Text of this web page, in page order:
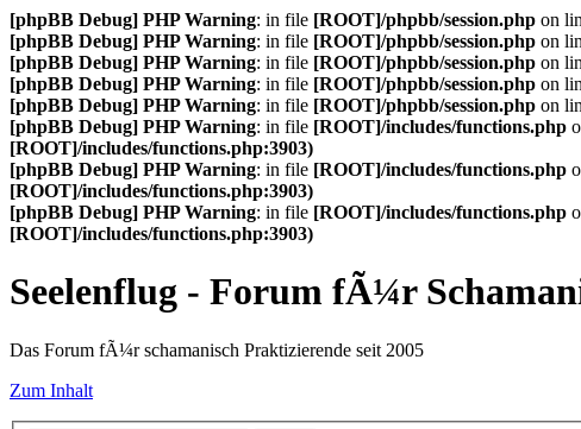
[phpBB Debug] PHP Warning: in file [ROOT]/phpbb/session.php on
[phpBB Debug] PHP Warning: in file [ROOT]/phpbb/session.php on
[phpBB Debug] PHP Warning: in file [ROOT]/phpbb/session.php on
[phpBB Debug] PHP Warning: in file [ROOT]/phpbb/session.php on
[phpBB Debug] PHP Warning: in file [ROOT]/phpbb/session.php on
[phpBB Debug] PHP Warning: in file [ROOT]/includes/functions.php
[ROOT]/includes/functions.php:3903)
[phpBB Debug] PHP Warning: in file [ROOT]/includes/functions.php
[ROOT]/includes/functions.php:3903)
[phpBB Debug] PHP Warning: in file [ROOT]/includes/functions.php
[ROOT]/includes/functions.php:3903)
Seelenflug - Forum fÃ¼r
Das Forum fÃ¼r schamanisch Praktizierende seit 2005
Zum Inhalt